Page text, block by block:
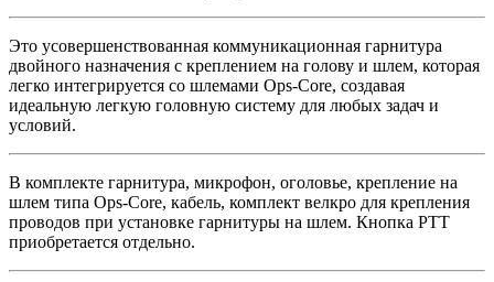
Это усовершенствованная коммуникационная гарнитура
двойного назначения с креплением на голову и шлем, которая
легко интегрируется со шлемами Ops-Core, создавая
идеальную легкую головную систему для любых задач и
условий.
В комплекте гарнитура, микрофон, оголовье, крепление на
шлем типа Ops-Core, кабель, комплект велкро для крепления
проводов при установке гарнитуры на шлем. Кнопка PTT
приобретается отдельно.